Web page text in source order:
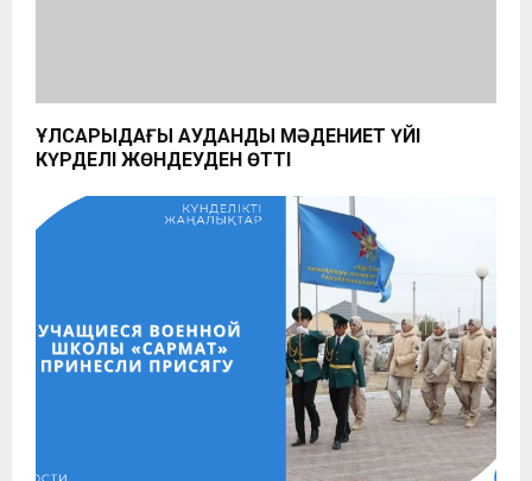
ҚҰЛСАРЫДАҒЫ АУДАНДЫҚ МӘДЕНИЕТ ҮЙІ
КҮРДЕЛІ ЖӨНДЕУДЕН ӨТТІ